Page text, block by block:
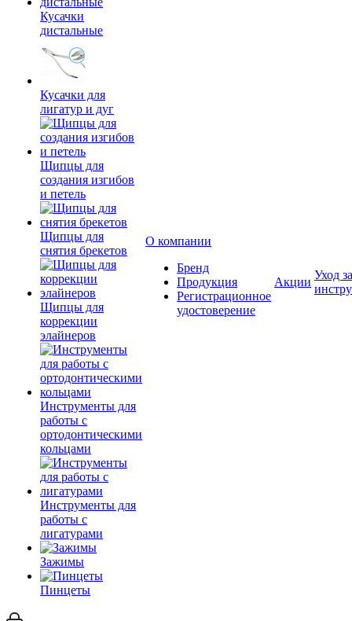
Кусачки
дистальные
Кусачки для
лигатур и дуг
Щипцы для
создания изгибов
и петель
Щипцы для
снятия брекетов
Щипцы для
коррекции
элайнеров
Инструменты для
работы с
ортодонтическими
кольцами
Инструменты для
работы с
лигатурами
Зажимы
Пинцеты
О компании
Бренд
Продукция
Регистрационное
удостоверение
Акции
Уход за